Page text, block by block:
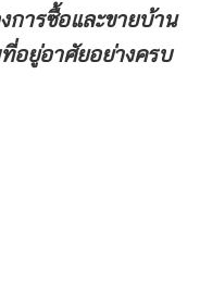
ารซื้อและขายบ้าน
อยู่อาศัยอย่างครบ